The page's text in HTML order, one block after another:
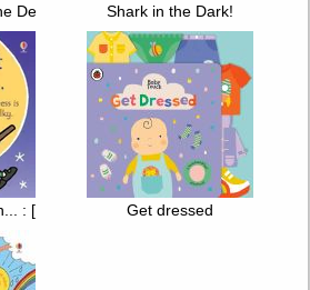
Deathly HallowsShark in the Dark!
: [her dress is too silky.]
Get dressed